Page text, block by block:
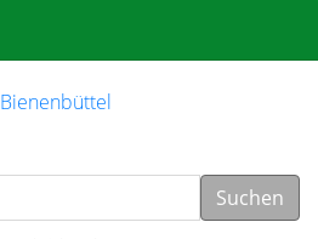
Suchen